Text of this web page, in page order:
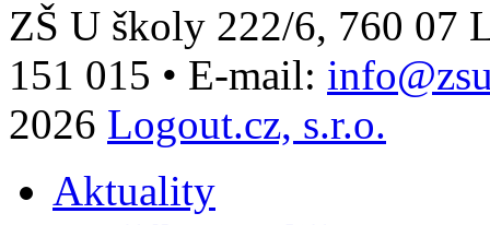
ZŠ U školy 222/6, 760 07
151 015 • E-mail:
2026 Logout.cz, s.r.o.
Aktuality